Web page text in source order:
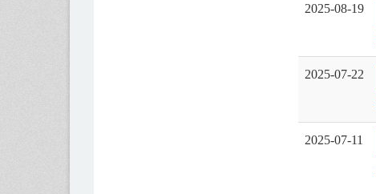
2025-08-19
2025-07-22
2025-07-11